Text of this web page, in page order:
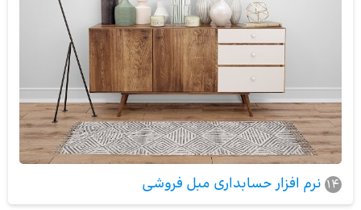
14 نرم افزار حسابداری مبل فروشی